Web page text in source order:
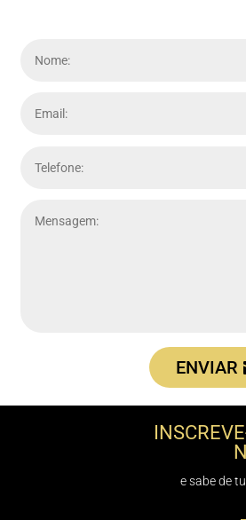
ENVIAR
e sabe de